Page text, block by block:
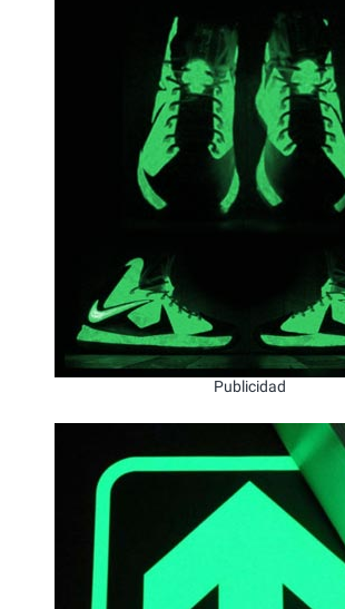
Publicidad